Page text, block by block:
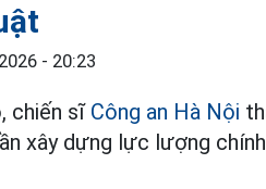
- 20:23
chiến sĩ Công an Hà Nội
xây dựng lực lượng